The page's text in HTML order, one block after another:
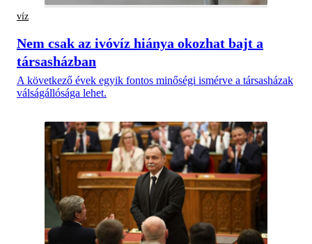
víz
Nem csak az ivóvíz hiánya okozhat bajt a
társasházban
A következő évek egyik fontos minőségi ismérve a társasházak
válságállósága lehet.